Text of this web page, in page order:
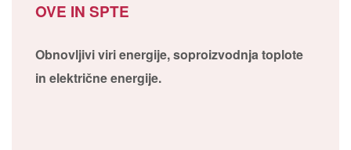
OVE IN SPTE
Obnovljivi viri energije, soproizvodnja toplote
in električne energije.